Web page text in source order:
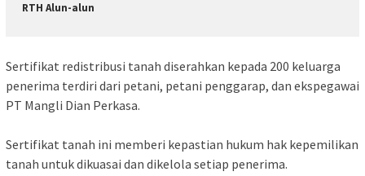
RTH Alun-alun
Sertifikat redistribusi tanah diserahkan kepada 200 keluarga
penerima terdiri dari petani, petani penggarap, dan ekspegawai
PT Mangli Dian Perkasa.
Sertifikat tanah ini memberi kepastian hukum hak kepemilikan
tanah untuk dikuasai dan dikelola setiap penerima.